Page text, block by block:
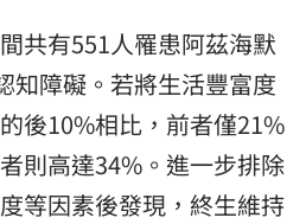
共有551人罹患阿茲海默
知障礙。若將生活豐富度
後10%相比，前者僅21%
則高達34%。進一步排除
等因素後發現，終生維持